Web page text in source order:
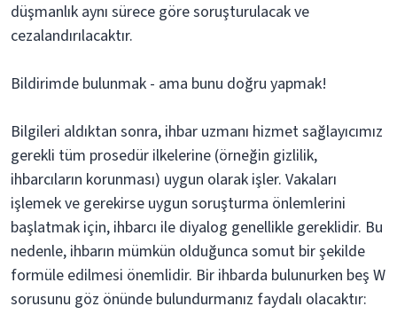
düşmanlık aynı sürece göre soruşturulacak ve
cezalandırılacaktır.
Bildirimde bulunmak - ama bunu doğru yapmak!
Bilgileri aldıktan sonra, ihbar uzmanı hizmet sağlayıcımız
gerekli tüm prosedür ilkelerine (örneğin gizlilik,
ihbarcıların korunması) uygun olarak işler. Vakaları
işlemek ve gerekirse uygun soruşturma önlemlerini
başlatmak için, ihbarcı ile diyalog genellikle gereklidir. Bu
nedenle, ihbarın mümkün olduğunca somut bir şekilde
formüle edilmesi önemlidir. Bir ihbarda bulunurken beş W
sorusunu göz önünde bulundurmanız faydalı olacaktır: